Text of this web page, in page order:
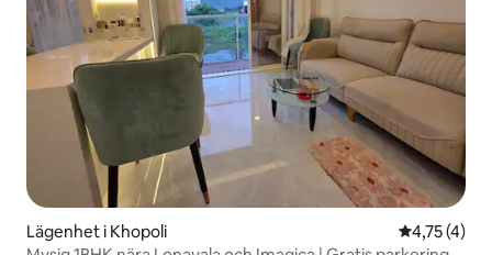
Lägenhet i Khopoli 4,75 av 5 i
4,75 (4)